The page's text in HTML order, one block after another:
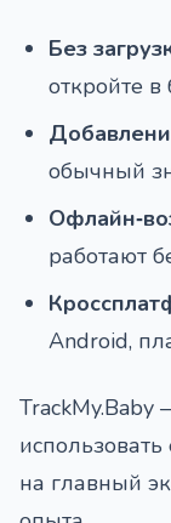
Без
откройте в
обычный
работают
Android,
TrackMy.Baby
использовать
на главный